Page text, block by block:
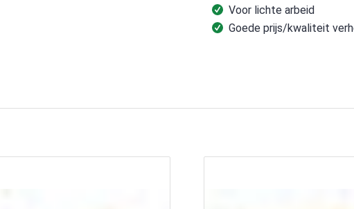
Voor lichte arbeid
Goede prijs/kwaliteit